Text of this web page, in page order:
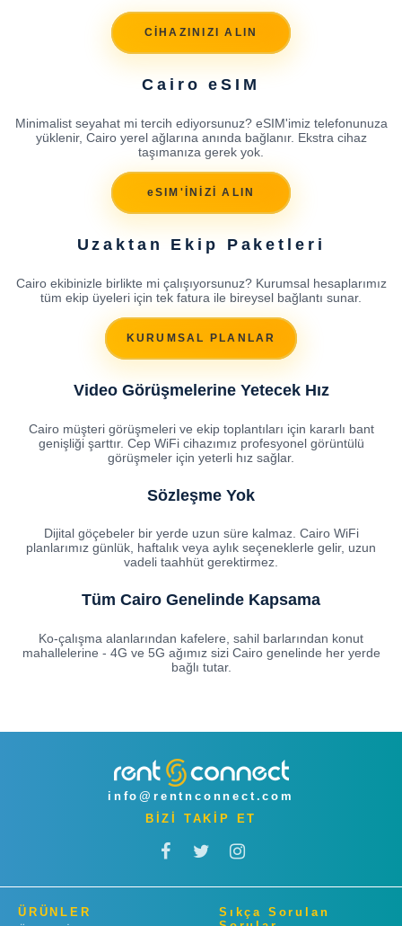
CİHAZINIZI ALIN
Cairo eSIM
Minimalist seyahat mi tercih ediyorsunuz? eSIM'imiz telefonunuza
yüklenir, Cairo yerel ağlarına anında bağlanır. Ekstra cihaz
taşımanıza gerek yok.
eSIM'İNİZİ ALIN
Uzaktan Ekip Paketleri
Cairo ekibinizle birlikte mi çalışıyorsunuz? Kurumsal hesaplarımız
tüm ekip üyeleri için tek fatura ile bireysel bağlantı sunar.
KURUMSAL PLANLAR
Video Görüşmelerine Yetecek Hız
Cairo müşteri görüşmeleri ve ekip toplantıları için kararlı bant
genişliği şarttır. Cep WiFi cihazımız profesyonel görüntülü
görüşmeler için yeterli hız sağlar.
Sözleşme Yok
Dijital göçebeler bir yerde uzun süre kalmaz. Cairo WiFi
planlarımız günlük, haftalık veya aylık seçeneklerle gelir, uzun
vadeli taahhüt gerektirmez.
Tüm Cairo Genelinde Kapsama
Ko-çalışma alanlarından kafelere, sahil barlarından konut
mahallelerine - 4G ve 5G ağımız sizi Cairo genelinde her yerde
bağlı tutar.
info@rentnconnect.com
BİZİ TAKİP ET
ÜRÜNLER
Sıkça Sorulan